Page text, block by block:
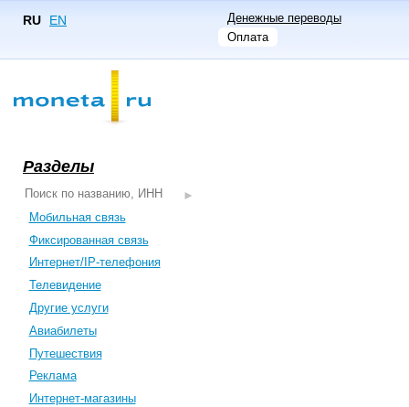
RU EN
Денежные переводы
Оплата
Разделы
Мобильная связь
Фиксированная связь
Интернет/IP-телефония
Телевидение
Другие услуги
Авиабилеты
Путешествия
Реклама
Интернет-магазины